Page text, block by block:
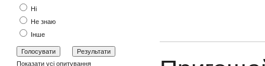
Ні
Не знаю
Інше
Показати усі опитування